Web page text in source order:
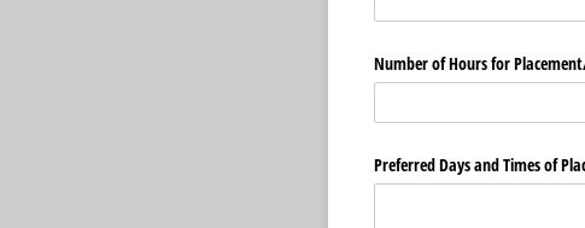
Number of Hours for
Preferred Days and Times of